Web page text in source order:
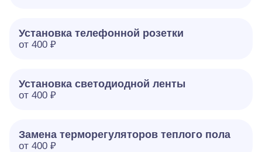
Установка телефонной розетки
от 400 ₽
Установка светодиодной ленты
от 400 ₽
Замена терморегуляторов теплого пола
от 400 ₽